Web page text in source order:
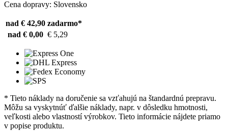
Cena dopravy: Slovensko
nad € 42,90 zadarmo*
nad € 0,00 € 5,29
* Tieto náklady na doručenie sa vzťahujú na štandardnú prepravu.
Môžu sa vyskytnúť ďalšie náklady, napr. v dôsledku hmotnosti,
veľkosti alebo vlastností výrobkov. Tieto informácie nájdete priamo
v popise produktu.